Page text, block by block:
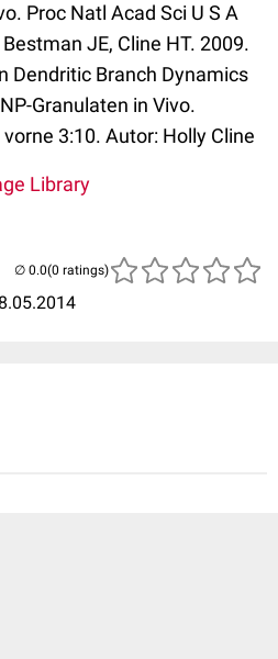
Proc Natl Acad Sci U S A
JE, Cline HT. 2009.
Dendritic Branch Dynamics
Granulaten in Vivo.
3:10. Autor: Holly Cline
Library
(0 ratings)